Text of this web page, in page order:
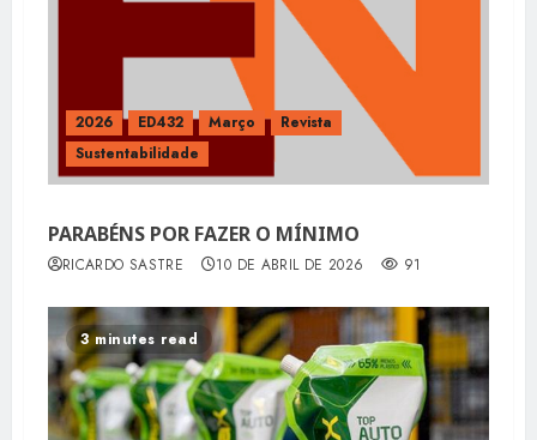
2026 ED432 Março
Revista
Sustentabilidade
PARABÉNS POR FAZER O MÍNIMO
RICARDO SASTRE 10 DE ABRIL DE 2026 91
3 minutes read